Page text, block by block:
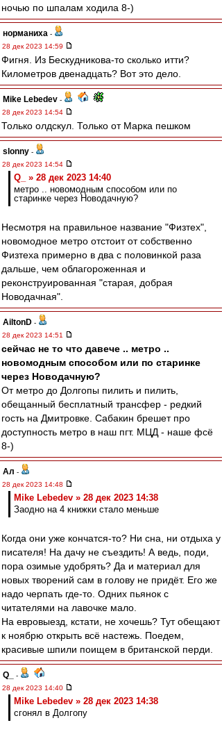
ночью по шпалам ходила 8-)
норманиха -
28 дек 2023 14:59
Фигня. Из Бескудникова-то сколько итти?
Километров двенадцать? Вот это дело.
Mike Lebedev -
28 дек 2023 14:54
Только олдскул. Только от Марка пешком
slonny -
28 дек 2023 14:54
Q_ » 28 дек 2023 14:40
метро .. новомодным способом или по
старинке через Новодачную?
Несмотря на правильное название "Физтех",
новомодное метро отстоит от собственно
Физтеха примерно в два с половинкой раза
дальше, чем облагороженная и
реконструированная "старая, добрая
Новодачная".
AiltonD -
28 дек 2023 14:51
сейчас не то что давече .. метро ..
новомодным способом или по старинке
через Новодачную?
От метро до Долгопы пилить и пилить,
обещанный бесплатный трансфер - редкий
гость на Дмитровке. Сабакин брешет про
доступность метро в наш пгт. МЦД - наше фсё
8-)
Ал -
28 дек 2023 14:48
Mike Lebedev » 28 дек 2023 14:38
Заодно на 4 книжки стало меньше
Когда они уже кончатся-то? Ни сна, ни отдыха у
писателя! На дачу не съездить! А ведь, поди,
пора озимые удобрять? Да и материал для
новых творений сам в голову не придёт. Его же
надо черпать где-то. Одних пьянок с
читателями на лавочке мало.
На евровыезд, кстати, не хочешь? Тут обещают
к ноябрю открыть всё настежь. Поедем,
красивые шпили поищем в британской перди.
Q_
-
28 дек 2023 14:40
Mike Lebedev » 28 дек 2023 14:38
сгонял в Долгопу